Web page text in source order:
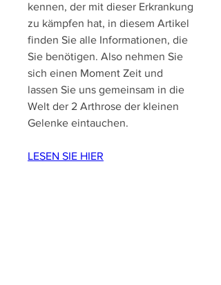
kennen, der mit dieser Erkrankung
zu kämpfen hat, in diesem Artikel
finden Sie alle Informationen, die
Sie benötigen. Also nehmen Sie
sich einen Moment Zeit und
lassen Sie uns gemeinsam in die
Welt der 2 Arthrose der kleinen
Gelenke eintauchen.
LESEN SIE HIER